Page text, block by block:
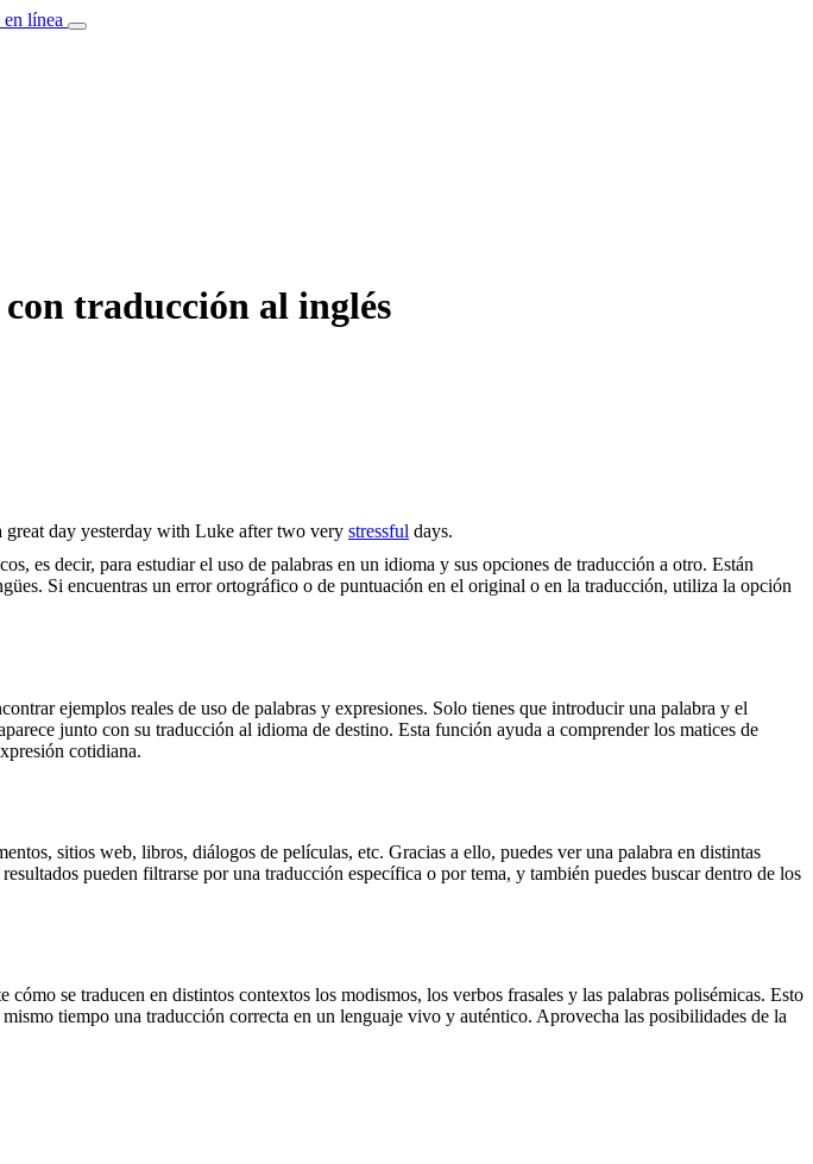
línea
traducción al inglés
great day yesterday with Luke after two very stressful days.
es decir, para estudiar el uso de palabras en un idioma y sus opciones de traducción a otro. Están
Si encuentras un error ortográfico o de puntuación en el original o en la traducción, utiliza la opción
ejemplos reales de uso de palabras y expresiones. Solo tienes que introducir una palabra y el
junto con su traducción al idioma de destino. Esta función ayuda a comprender los matices de
cotidiana.
sitios web, libros, diálogos de películas, etc. Gracias a ello, puedes ver una palabra en distintas
pueden filtrarse por una traducción específica o por tema, y también puedes buscar dentro de los
se traducen en distintos contextos los modismos, los verbos frasales y las palabras polisémicas. Esto
tiempo una traducción correcta en un lenguaje vivo y auténtico. Aprovecha las posibilidades de la